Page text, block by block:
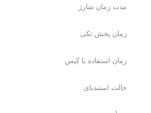
مدت زمان شارژ
زمان پخش تکی
زمان استفاده با کیس
حالت استندبای